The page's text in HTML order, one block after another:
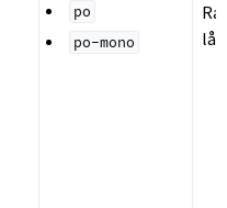
po
po-mono